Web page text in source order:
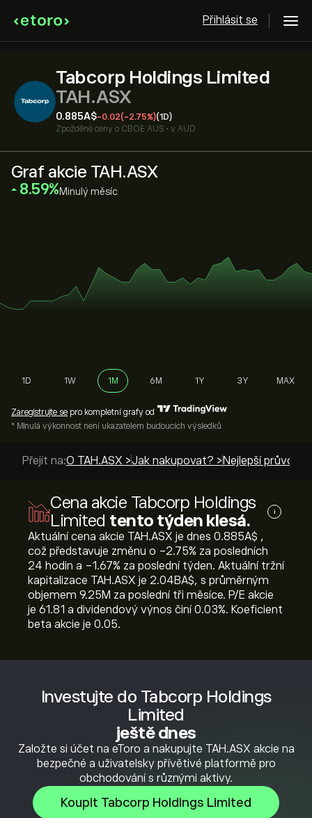
Přihlásit se
Tabcorp Holdings Limited
TAH.ASX
0.885‎A$‎-0.02(-2.75%)(1D)
Zpožděné ceny o CBOE AUS • v AUD
Investujte do Tabcorp Holdings
Limited
ještě dnes
Založte si účet na eToro a nakupujte TAH.ASX akcie na
bezpečné a uživatelsky přívětivé platformě pro
obchodování s různými aktivy.
Koupit Tabcorp Holdings Limited
Graf akcie TAH.ASX
‎8.59‎ Minulý měsíc
1D 1W 1M 6M 1Y 3Y MAX
Zaregistrujte se pro kompletní grafy od
* Minulá výkonnost není ukazatelem budoucích výsledků
Přejít na:O TAH.ASX >Jak nakupovat? > Nejlepší průvodci
Cena akcie Tabcorp Holdings
Limited tento týden klesá. i
Aktuální cena akcie TAH.ASX je dnes 0.885‎A$‎ ,
což představuje změnu o ‎-2.75‎% za posledních
24 hodin a ‎-1.67‎% za poslední týden. Aktuální tržní
kapitalizace TAH.ASX je 2.04B‎A$‎, s průměrným
objemem 9.25M za poslední tři měsíce. P/E akcie
je 61.81 a dividendový výnos činí 0.03%. Koeficient
beta akcie je 0.05.